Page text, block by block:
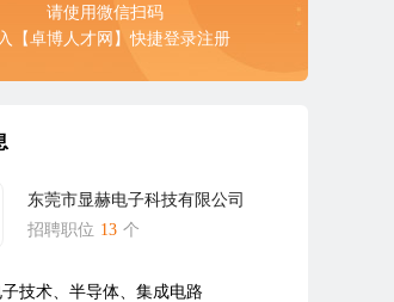
请使用微信扫码
【卓博人才网】快捷登录注册
东莞市显赫电子科技有限公司
招聘职位 13 个
子技术、半导体、集成电路